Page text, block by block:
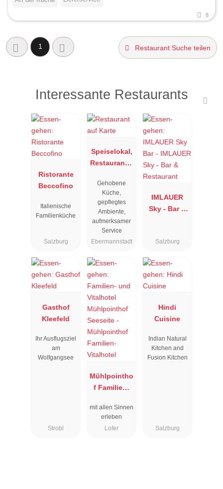
8
1 Restaurant Suche teilen
Interessante Restaurants
Ristorante
Beccofino
Italienische
Familienküche
Salzburg
Speiselokal,
Restaurant "
"
Gehobene
Küche,
gepflegtes
Ambiente,
aufmerksamer
Service
Ebermannstadt
IMLAUER
Sky - Bar &
Salzburg
Gasthof
Kleefeld
Ihr Ausflugsziel
am
Wolfgangsee
Strobl
Mühlpointho
f Familien-
mit allen Sinnen
erleben
Lofer
Hindi
Cuisine
Indian Natural
Kitchen and
Fusion Kitchen
Salzburg